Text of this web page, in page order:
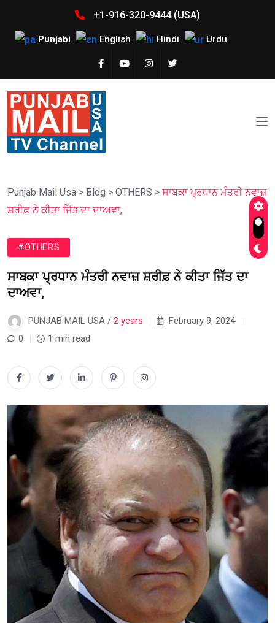
+1-916-320-9444 (USA)
Punjabi English Hindi Urdu
Punjab Mail Usa > Blog > OTHERS > ਸਾਬਕਾ ਪ੍ਰਧਾਨ ਮੰਤਰੀ ਨਵਾਜ਼
ਸ਼ਰੀਫ਼ ਨੇ ਕੀਤਾ ਜਿੱਤ ਦਾ ਦਾਅਵਾ,
#OTHERS
ਸਾਬਕਾ ਪ੍ਰਧਾਨ ਮੰਤਰੀ ਨਵਾਜ਼ ਸ਼ਰੀਫ਼ ਨੇ ਕੀਤਾ ਜਿੱਤ ਦਾ
ਦਾਅਵਾ,
PUNJAB MAIL USA / 2 years
February 9, 2024
0
1 min read